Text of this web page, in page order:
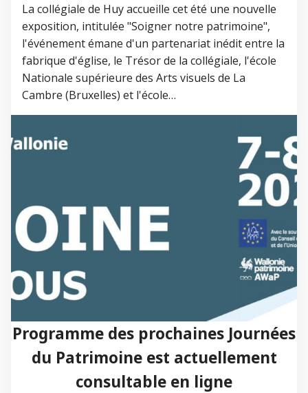
La collégiale de Huy accueille cet été une nouvelle
exposition, intitulée "Soigner notre patrimoine",
l'événement émane d'un partenariat inédit entre la
fabrique d'église, le Trésor de la collégiale, l'école
Nationale supérieure des Arts visuels de La
Cambre (Bruxelles) et l'école…
Programme des prochaines Journées
du Patrimoine est actuellement
consultable en ligne